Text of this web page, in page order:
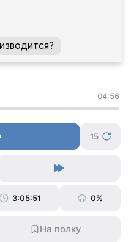
04:56
15
3:05:51 0%